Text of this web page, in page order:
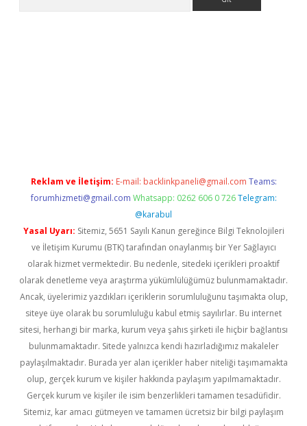
Reklam ve İletişim: E-mail: backlinkpaneli@gmail.com Teams:
forumhizmeti@gmail.com Whatsapp: 0262 606 0 726 Telegram:
@karabul
Yasal Uyarı: Sitemiz, 5651 Sayılı Kanun gereğince Bilgi Teknolojileri
ve İletişim Kurumu (BTK) tarafından onaylanmış bir Yer Sağlayıcı
olarak hizmet vermektedir. Bu nedenle, sitedeki içerikleri proaktif
olarak denetleme veya araştırma yükümlülüğümüz bulunmamaktadır.
Ancak, üyelerimiz yazdıkları içeriklerin sorumluluğunu taşımakta olup,
siteye üye olarak bu sorumluluğu kabul etmiş sayılırlar. Bu internet
sitesi, herhangi bir marka, kurum veya şahıs şirketi ile hiçbir bağlantısı
bulunmamaktadır. Sitede yalnızca kendi hazırladığımız makaleler
paylaşılmaktadır. Burada yer alan içerikler haber niteliği taşımamakta
olup, gerçek kurum ve kişiler hakkında paylaşım yapılmamaktadır.
Gerçek kurum ve kişiler ile isim benzerlikleri tamamen tesadüfidir.
Sitemiz, kar amacı gütmeyen ve tamamen ücretsiz bir bilgi paylaşım